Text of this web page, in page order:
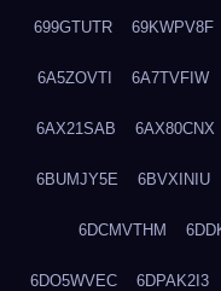
699GTUTR 69KWPV8F
6A5ZOVTI 6A7TVFIW
6AX21SAB 6AX80CNX
6BUMJY5E 6BVXINIU
6DCMVTHM
6DO5WVEC 6DPAK2I3